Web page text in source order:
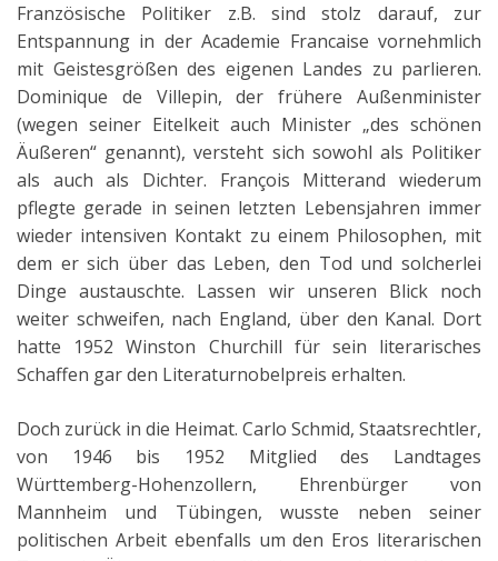
Französische Politiker z.B. sind stolz darauf, zur
Entspannung in der Academie Francaise vornehmlich
mit Geistesgrößen des eigenen Landes zu parlieren.
Dominique de Villepin, der frühere Außenminister
(wegen seiner Eitelkeit auch Minister „des schönen
Äußeren“ genannt), versteht sich sowohl als Politiker
als auch als Dichter. François Mitterand wiederum
pflegte gerade in seinen letzten Lebensjahren immer
wieder intensiven Kontakt zu einem Philosophen, mit
dem er sich über das Leben, den Tod und solcherlei
Dinge austauschte. Lassen wir unseren Blick noch
weiter schweifen, nach England, über den Kanal. Dort
hatte 1952 Winston Churchill für sein literarisches
Schaffen gar den Literaturnobelpreis erhalten.
Doch zurück in die Heimat. Carlo Schmid, Staatsrechtler,
von 1946 bis 1952 Mitglied des Landtages
Württemberg-Hohenzollern, Ehrenbürger von
Mannheim und Tübingen, wusste neben seiner
politischen Arbeit ebenfalls um den Eros literarischen